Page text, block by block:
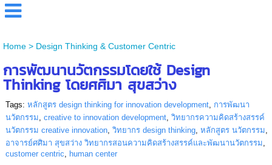
Home> Design Thinking & Customer Centric
การพัฒนานวัตกรรมโดยใช้ Design
Thinking โดยศศิมา สุขสว่าง
Tags: หลักสูตร design thinking for innovation development, การพัฒนา
นวัตกรรม, creative to innovation development, วิทยากรความคิดสร้างสรรค์
นวัตกรรม creative innovation, วิทยากร design thinking, หลักสูตร นวัตกรรม,
อาจารย์ศศิมา สุขสว่าง วิทยากรสอนความคิดสร้างสรรค์และพัฒนานวัตกรรม,
customer centric, human center